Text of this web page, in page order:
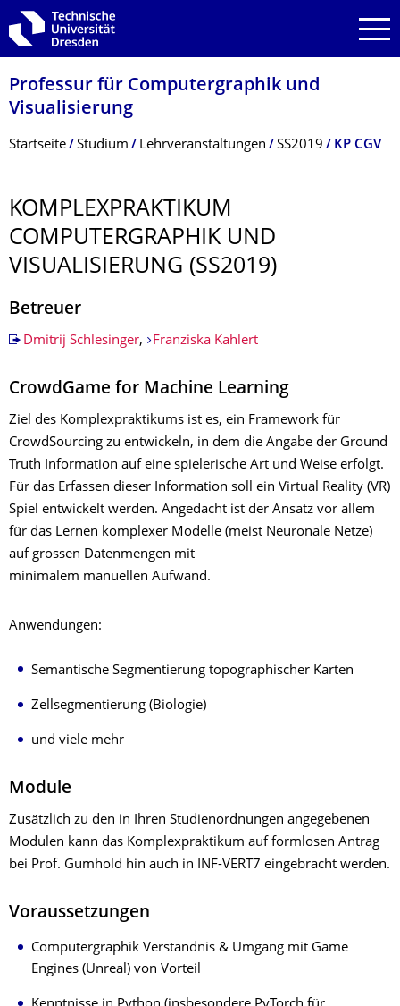
Zur Hauptnavigation springen
Zur Suche springen
Zum Inhalt springen
Professur für Computergraphik und
Visualisierung
Breadcrumb-Menü
Startseite Studium Lehrveranstaltungen SS2019 KP CGV
KOMPLEXPRAKTI­KUM
COMPUTERGRAPHIK UND
VISUALISIERUNG (SS2019)
Betreuer
Dmitrij Schlesinger, Franziska Kahlert
CrowdGame for Machine Learning
Ziel des Komplexpraktikums ist es, ein Framework für
CrowdSourcing zu entwickeln, in dem die Angabe der Ground
Truth Information auf eine spielerische Art und Weise erfolgt.
Für das Erfassen dieser Information soll ein Virtual Reality (VR)
Spiel entwickelt werden. Angedacht ist der Ansatz vor allem
für das Lernen komplexer Modelle (meist Neuronale Netze)
auf grossen Datenmengen mit
minimalem manuellen Aufwand.
Anwendungen:
Semantische Segmentierung topographischer Karten
Zellsegmentierung (Biologie)
und viele mehr
Module
Zusätzlich zu den in Ihren Studienordnungen angegebenen
Modulen kann das Komplexpraktikum auf formlosen Antrag
bei Prof. Gumhold hin auch in INF-VERT7 eingebracht werden.
Voraussetzungen
Computergraphik Verständnis & Umgang mit Game
Engines (Unreal) von Vorteil